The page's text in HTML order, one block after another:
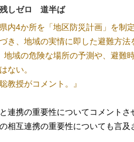
しゼロ 道半ば
内4か所を「地区防災計画」を制
き、地域の実情に即した避難方法
域の危険な場所の予測や、避難
ない。
教授がコメント。』
連携の重要性についてコメントさ
相互連携の重要性についても言及